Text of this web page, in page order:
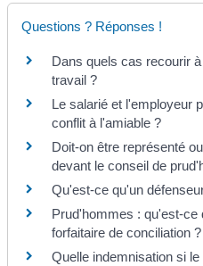
Questions ? Réponses !
Dans quels cas recourir
travail ?
Le salarié et l'employeur
conflit à l'amiable ?
Doit-on être représenté
devant le conseil de
Qu'est-ce qu'un
Prud'hommes : qu'est-ce
forfaitaire de conciliation ?
Quelle indemnisation si